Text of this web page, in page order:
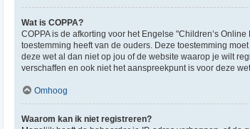
Wat is COPPA?
COPPA is de afkorting voor het Engelse "Children’s
toestemming heeft van de ouders. Deze toestemming
deze wet al dan niet op jou of de website waarop je wilt
verschaffen en ook niet het aanspreekpunt is voor deze
Omhoog
Waarom kan ik niet registreren?